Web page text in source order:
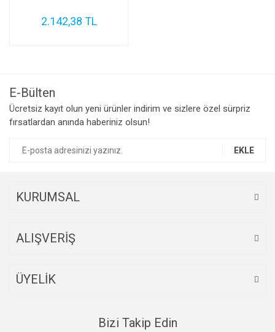
2.142,38 TL
E-Bülten
Ücretsiz kayıt olun yeni ürünler indirim ve sizlere özel sürpriz
fırsatlardan anında haberiniz olsun!
EKLE
KURUMSAL
ALIŞVERİŞ
ÜYELİK
Bizi Takip Edin